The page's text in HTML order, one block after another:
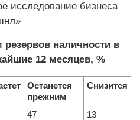
исследование бизнеса
наличности в
12 месяцев, %
Останется
прежним
Снизится
47
13